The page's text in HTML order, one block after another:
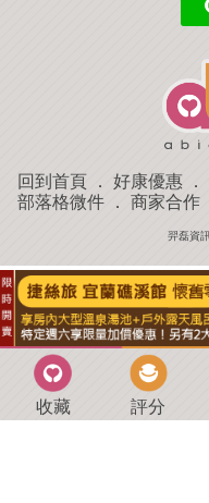
回到首頁 ． 好康優惠 ．
部落格微件． 商家合作
羿磊資
收藏 評分